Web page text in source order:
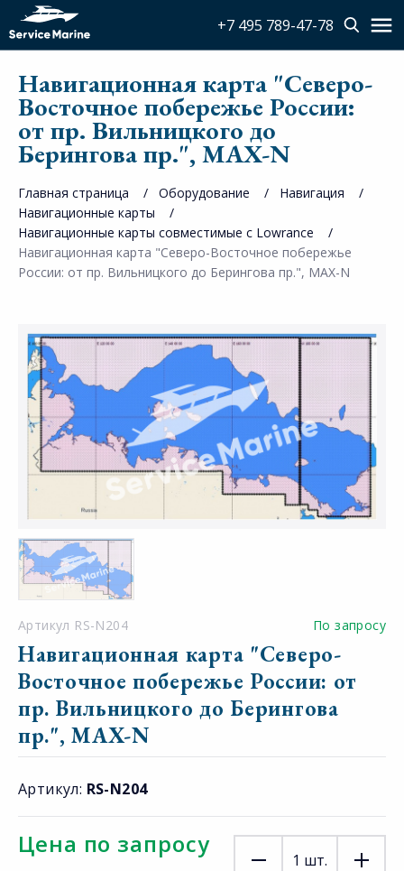
+7 495 789-47-78
Навигационная карта "Северо-
Восточное побережье России:
от пр. Вильницкого до
Берингова пр.", MAX-N
Главная страница Оборудование
Навигация
Навигационные карты
Навигационные карты совместимые с Lowrance
Навигационная карта "Северо-Восточное побережье
России: от пр. Вильницкого до Берингова пр.", MAX-N
Артикул RS-N204 По запросу
Навигационная карта "Северо-
Восточное побережье России: от
пр. Вильницкого до Берингова
пр.", MAX-N
Артикул: RS-N204
Цена по запросу
1 шт.